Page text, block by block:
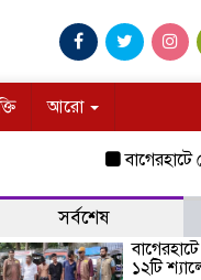
আরো
বাগেরহাটে চোরাই
সর্বশেষ
১২টি